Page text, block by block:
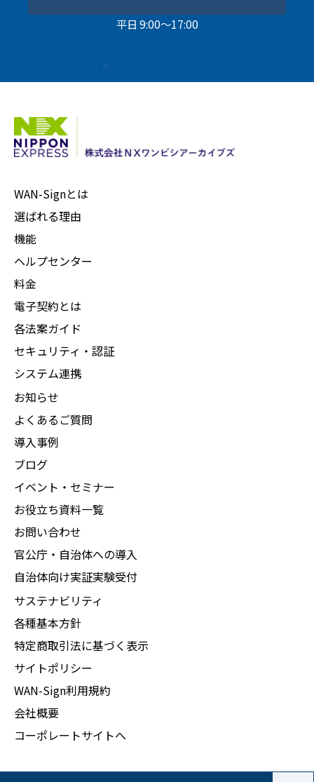
平日 9:00～17:00
WAN-Signとは
選ばれる理由
機能
ヘルプセンター
料金
電子契約とは
各法案ガイド
セキュリティ・認証
システム連携
お知らせ
よくあるご質問
導入事例
ブログ
イベント・セミナー
お役立ち資料一覧
お問い合わせ
官公庁・自治体への導入
自治体向け実証実験受付
サステナビリティ
各種基本方針
特定商取引法に基づく表示
サイトポリシー
WAN-Sign利用規約
会社概要
コーポレートサイトへ